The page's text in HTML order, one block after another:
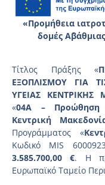
«Προμήθεια
δομές
Τίτλος Πράξης «
ΕΞΟΠΛΙΣΜΟΥ ΓΙΑ
ΥΓΕΙΑΣ ΚΕΝΤΡΙΚΗΣ
«04A – Προώθηση
Κεντρική
Προγράμματος «
Κωδικό MIS
3.585.700,00 €. Η
Ευρωπαϊκό Ταμείο